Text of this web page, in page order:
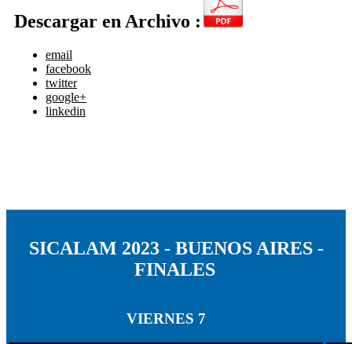
Descargar en Archivo :
email
facebook
twitter
google+
linkedin
SICALAM 2023 - BUENOS AIRES -
FINALES
VIERNES 7